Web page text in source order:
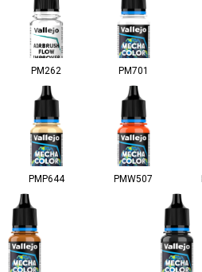
PM262 PM701
PMP644 PMW507